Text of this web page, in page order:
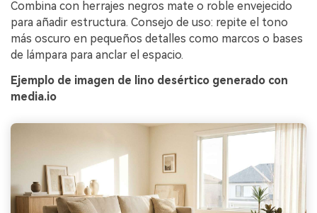
Combina con herrajes negros mate o roble envejecido
para añadir estructura. Consejo de uso: repite el tono
más oscuro en pequeños detalles como marcos o bases
de lámpara para anclar el espacio.
Ejemplo de imagen de lino desértico generado con
media.io